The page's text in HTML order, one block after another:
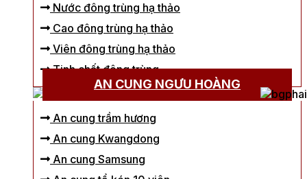
Nước đông trùng hạ thảo
Cao đông trùng hạ thảo
Viên đông trùng hạ thảo
Tinh chất đông trùng
AN CUNG NGƯU HOÀNG
An cung trầm hương
An cung Kwangdong
An cung Samsung